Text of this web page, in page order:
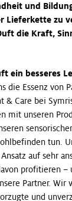
und
Lieferkette zu
die Kraft,
ein besseres
die Essenz von
& Care bei
mit unseren
tun.
auf sehr
profitieren –
Partner. Wir
und